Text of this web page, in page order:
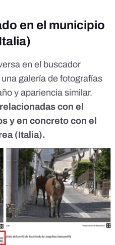
en el municipio
en el buscador
una galería de fotografías
y apariencia similar.
relacionadas con el
y en concreto con el
(Italia).